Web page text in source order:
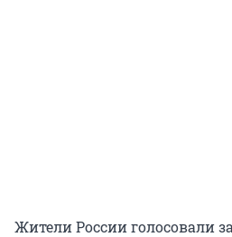
Жители России голосовали